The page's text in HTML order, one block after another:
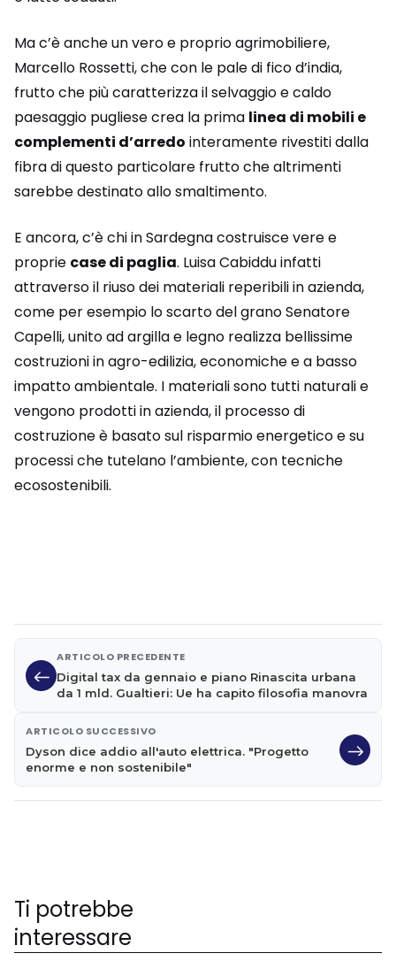
Ma c’è anche un vero e proprio agrimobiliere,
Marcello Rossetti, che con le pale di fico d’india,
frutto che più caratterizza il selvaggio e caldo
paesaggio pugliese crea la prima linea di mobili e
complementi d’arredo interamente rivestiti dalla
fibra di questo particolare frutto che altrimenti
sarebbe destinato allo smaltimento.
E ancora, c’è chi in Sardegna costruisce vere e
proprie case di paglia. Luisa Cabiddu infatti
attraverso il riuso dei materiali reperibili in azienda,
come per esempio lo scarto del grano Senatore
Capelli, unito ad argilla e legno realizza bellissime
costruzioni in agro-edilizia, economiche e a basso
impatto ambientale. I materiali sono tutti naturali e
vengono prodotti in azienda, il processo di
costruzione è basato sul risparmio energetico e su
processi che tutelano l’ambiente, con tecniche
ecosostenibili.
ARTICOLO PRECEDENTE
Digital tax da gennaio e piano Rinascita urbana
da 1 mld. Gualtieri: Ue ha capito filosofia manovra
ARTICOLO SUCCESSIVO
Dyson dice addio all'auto elettrica. "Progetto
enorme e non sostenibile"
Ti potrebbe
interessare